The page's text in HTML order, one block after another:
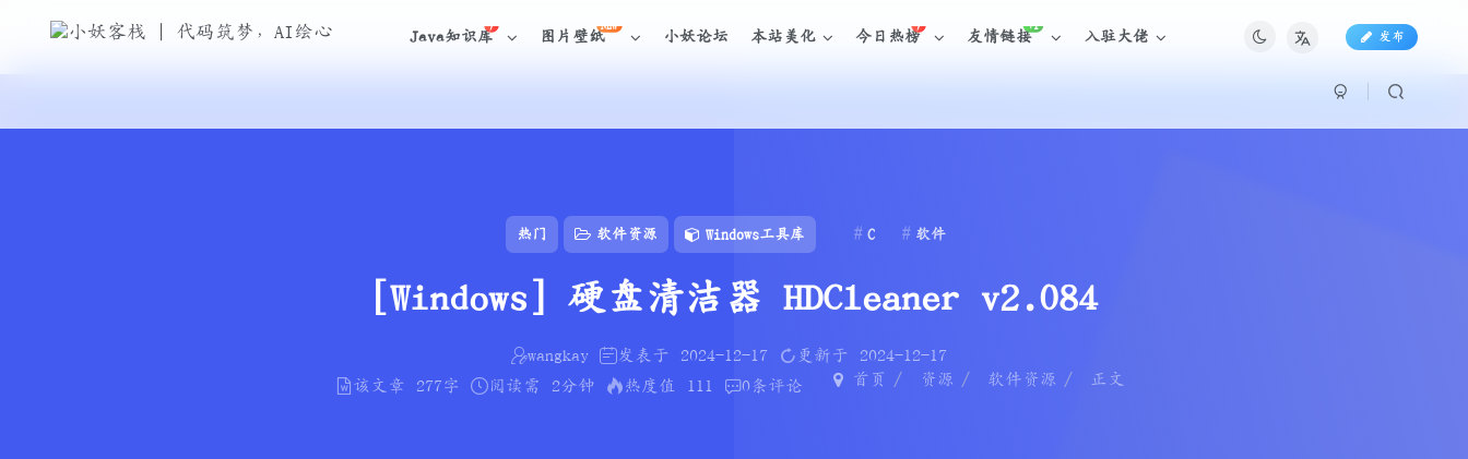
热门 软件资源 Windows工具库 C 软件
[Windows] 硬盘清洁器 HDCleaner v2.084
wangkay 发表于 2024-12-17 更新于
2024-12-17
该文章
277字 阅读需 2分钟 热度值 111 0 条评论 首页 资源 软件资源 正文
Java知识库 图片壁纸
NEW
小妖论坛 本站美化 今日热榜 友情链接
+1
入驻大佬 发布